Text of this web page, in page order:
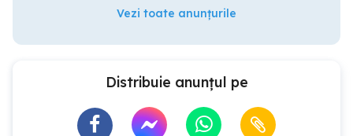
Vezi toate anunțurile
Distribuie anunțul pe